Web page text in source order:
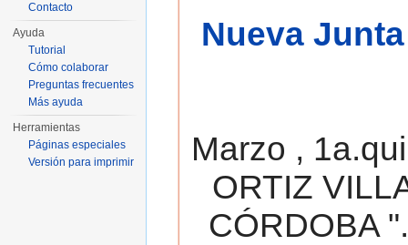
Nueva
Marzo ,
ORTIZ
CÓRDOBA
Contacto
Ayuda
Tutorial
Cómo colaborar
Preguntas frecuentes
Más ayuda
Herramientas
Páginas especiales
Versión para imprimir